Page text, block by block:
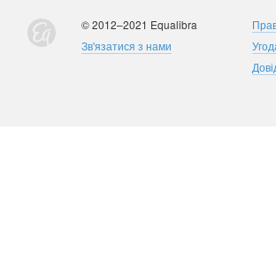
© 2012–2021 Equalibra
Зв'язатися з нами